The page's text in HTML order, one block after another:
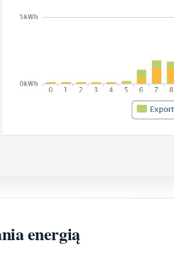
energią